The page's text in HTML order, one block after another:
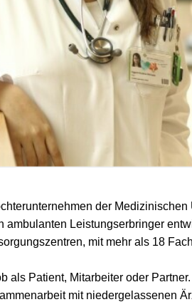
der Medizinischen
Leistungserbringer
mit mehr als 18
als Patient, Mitarbeiter oder
mit niedergelassenen